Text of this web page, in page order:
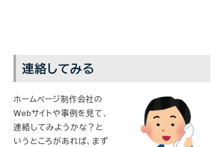
連絡してみる
ホームページ制作会社の
Webサイトや事例を見て、
連絡してみようかな？と
いうところがあれば、まず